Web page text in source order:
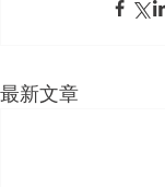
最新文章